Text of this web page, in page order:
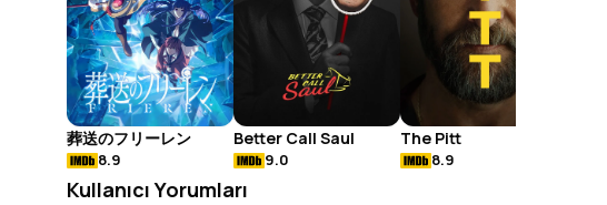
葬送のフリーレン
8.9
Better Call Saul
9.0
The Pitt
8.9
Kullanıcı Yorumları